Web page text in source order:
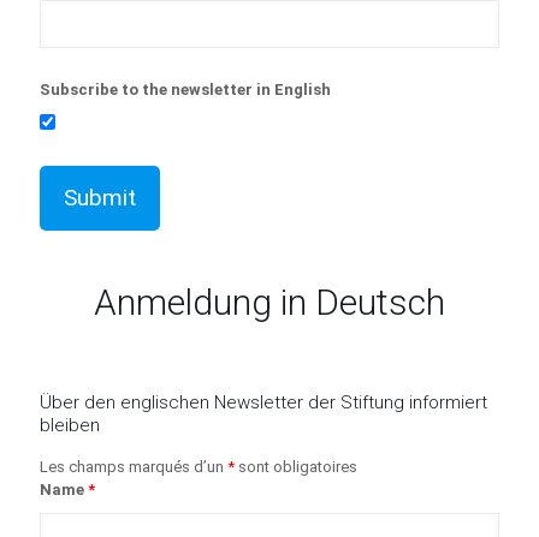
Subscribe to the newsletter in English
Anmeldung in Deutsch
Über den englischen Newsletter der Stiftung informiert
bleiben
Les champs marqués d’un * sont obligatoires
Name *